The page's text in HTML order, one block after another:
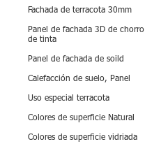
Fachada de terracota 30mm
Panel de fachada 3D de chorro
de tinta
Panel de fachada de soild
Calefacción de suelo, Panel
Uso especial terracota
Colores de superficie Natural
Colores de superficie vidriada